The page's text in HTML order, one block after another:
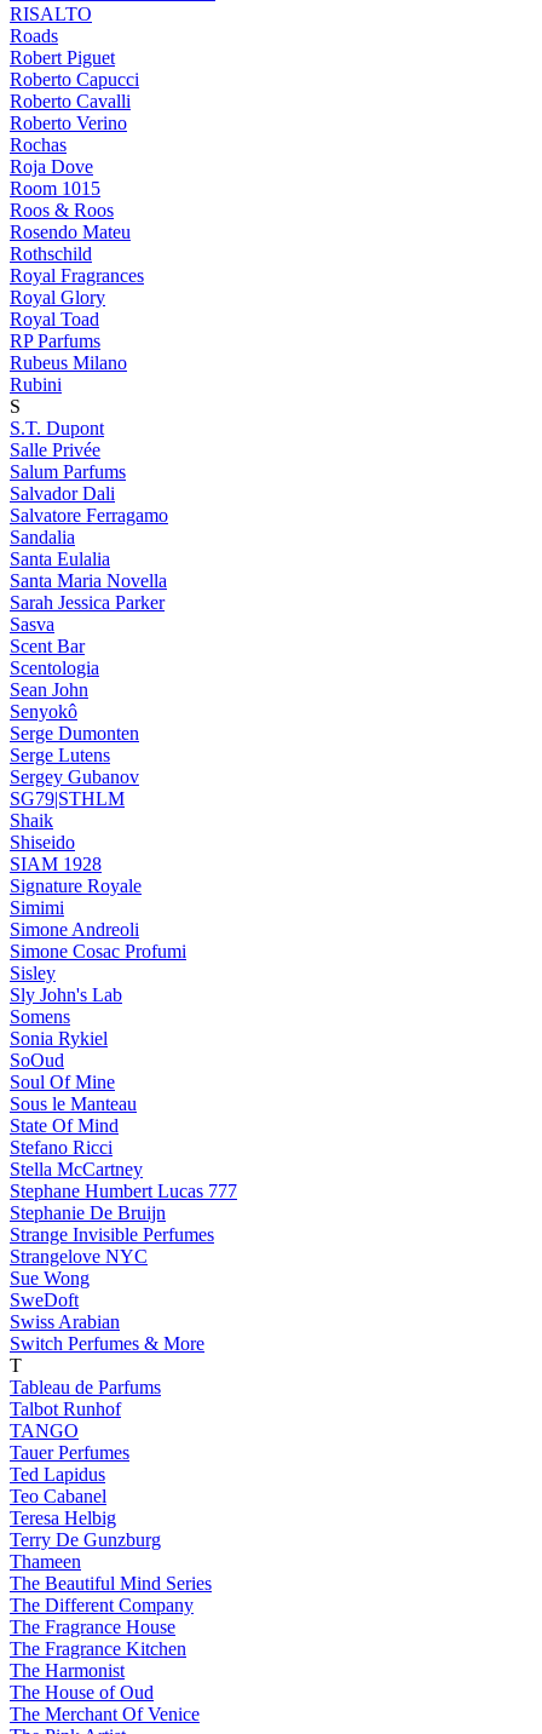
RISALTO
Roads
Robert Piguet
Roberto Capucci
Roberto Cavalli
Roberto Verino
Rochas
Roja Dove
Room 1015
Roos & Roos
Rosendo Mateu
Rothschild
Royal Fragrances
Royal Glory
Royal Toad
RP Parfums
Rubeus Milano
Rubini
S
S.T. Dupont
Salle Privée
Salum Parfums
Salvador Dali
Salvatore Ferragamo
Sandalia
Santa Eulalia
Santa Maria Novella
Sarah Jessica Parker
Sasva
Scent Bar
Scentologia
Sean John
Senyokô
Serge Dumonten
Serge Lutens
Sergey Gubanov
SG79|STHLM
Shaik
Shiseido
SIAM 1928
Signature Royale
Simimi
Simone Andreoli
Simone Cosac Profumi
Sisley
Sly John's Lab
Somens
Sonia Rykiel
SoOud
Soul Of Mine
Sous le Manteau
State Of Mind
Stefano Ricci
Stella McCartney
Stephane Humbert Lucas 777
Stephanie De Bruijn
Strange Invisible Perfumes
Strangelove NYC
Sue Wong
SweDoft
Swiss Arabian
Switch Perfumes & More
T
Tableau de Parfums
Talbot Runhof
TANGO
Tauer Perfumes
Ted Lapidus
Teo Cabanel
Teresa Helbig
Terry De Gunzburg
Thameen
The Beautiful Mind Series
The Different Company
The Fragrance House
The Fragrance Kitchen
The Harmonist
The House of Oud
The Merchant Of Venice